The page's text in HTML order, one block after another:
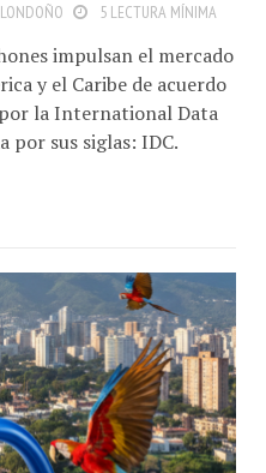
5 LECTURA MÍNIMA
impulsan el mercado
y el Caribe de acuerdo
la International Data
por sus siglas: IDC.